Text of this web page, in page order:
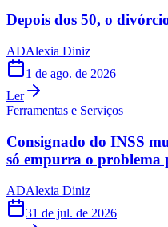
Depois dos 50, o
ADAlexia Diniz
1 de ago. de 2026
Ler
Ferramentas e Serviços
Consignado do INSS
só empurra o problema
ADAlexia Diniz
31 de jul. de 2026